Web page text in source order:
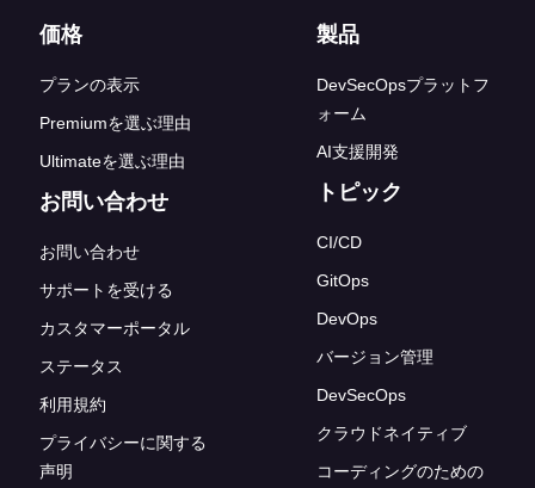
フッターリンク
価格
プランの表示
Premiumを選ぶ理由
Ultimateを選ぶ理由
お問い合わせ
お問い合わせ
サポートを受ける
カスタマーポータル
ステータス
利用規約
プライバシーに関する
声明
製品
DevSecOpsプラットフ
ォーム
AI支援開発
トピック
CI/CD
GitOps
DevOps
バージョン管理
DevSecOps
クラウドネイティブ
コーディングのための